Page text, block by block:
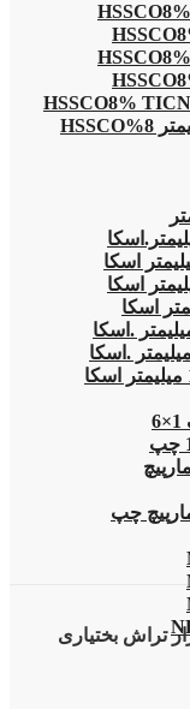
مته کبالت 13 میلیمتر 8%HSSCO
تراش بختیاری